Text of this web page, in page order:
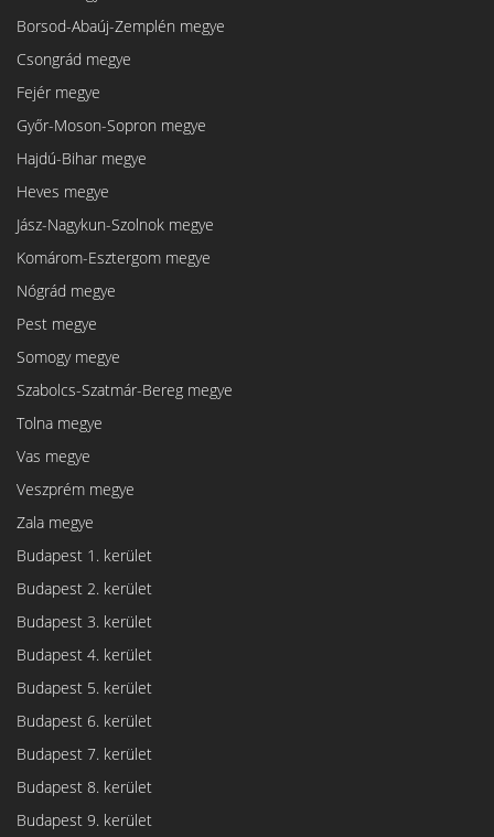
Borsod-Abaúj-Zemplén megye
Csongrád megye
Fejér megye
Győr-Moson-Sopron megye
Hajdú-Bihar megye
Heves megye
Jász-Nagykun-Szolnok megye
Komárom-Esztergom megye
Nógrád megye
Pest megye
Somogy megye
Szabolcs-Szatmár-Bereg megye
Tolna megye
Vas megye
Veszprém megye
Zala megye
Budapest 1. kerület
Budapest 2. kerület
Budapest 3. kerület
Budapest 4. kerület
Budapest 5. kerület
Budapest 6. kerület
Budapest 7. kerület
Budapest 8. kerület
Budapest 9. kerület